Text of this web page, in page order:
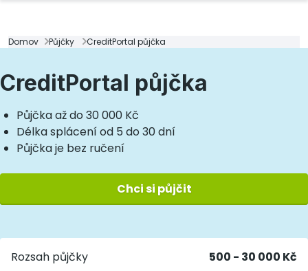
Domov Půjčky CreditPortal půjčka
CreditPortal půjčka
Půjčka až do 30 000 Kč
Délka splácení od 5 do 30 dní
Půjčka je bez ručení
Chci si půjčit
Rozsah půjčky 500 - 30 000 Kč